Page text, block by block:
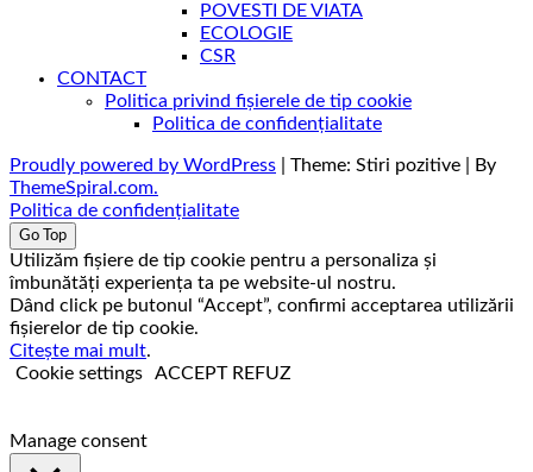
POVESTI DE VIATA
ECOLOGIE
CSR
CONTACT
Politica privind fișierele de tip cookie
Politica de confidențialitate
Proudly powered by WordPress Theme: Stiri pozitive
By
ThemeSpiral.com.
Politica de confidențialitate
Go Top
Utilizăm fişiere de tip cookie pentru a personaliza și
îmbunătăți experiența ta pe website-ul nostru.
Dând click pe butonul “Accept”, confirmi acceptarea utilizării
fişierelor de tip cookie.
Citește mai mult.
Cookie settings
ACCEPT REFUZ
Manage consent